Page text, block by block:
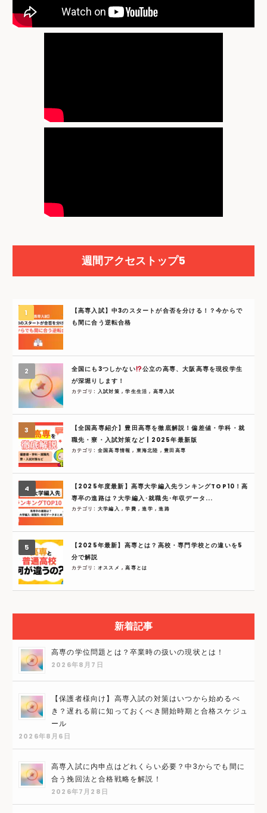
週間アクセストップ5
【高専入試】中3のスタートが合否を分ける！？今からで
も間に合う逆転合格
全国にも3つしかない
公立の高専、大阪高専を現役学生
が深堀りします！
カテゴリ: 入試対策 ,学生生活, 高専入試
【全国高専紹介】豊田高専を徹底解説！偏差値・学科・就
職先・寮・入試対策など | 2025年最新版
カテゴリ: 全国高専情報, 東海北陸 ,豊田高専
【2025年度最新】高専大学編入先ランキングTOP10！高
専卒の進路は？大学編入･就職先･年収データ...
カテゴリ: 大学編入 ,学費 ,進学 ,進路
【2025年最新】高専とは？高校・専門学校との違いを5
分で解説
カテゴリ: オススメ ,高専とは
新着記事
高専の学位問題とは？卒業時の扱いの現状とは！
2026年8月7日
【保護者様向け】高専入試の対策はいつから始めるべ
き？遅れる前に知っておくべき開始時期と合格スケジュ
ール
2026年8月6日
高専入試に内申点はどれくらい必要？中3からでも間に
合う挽回法と合格戦略を解説！
2026年7月28日